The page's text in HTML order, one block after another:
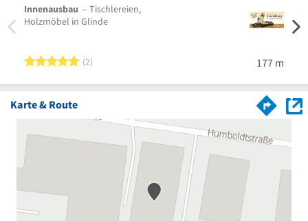
Innenausbau – Tischlereien,
Holzmöbel in Glinde
5 von 5 Sternen
2 177 m
Karte & Route